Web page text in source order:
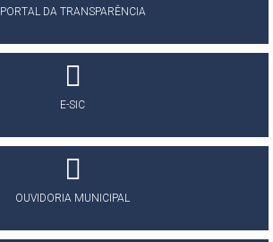
PORTAL DA TRANSPARÊNCIA
E-SIC
OUVIDORIA MUNICIPAL